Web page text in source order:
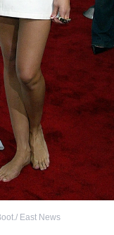
East News